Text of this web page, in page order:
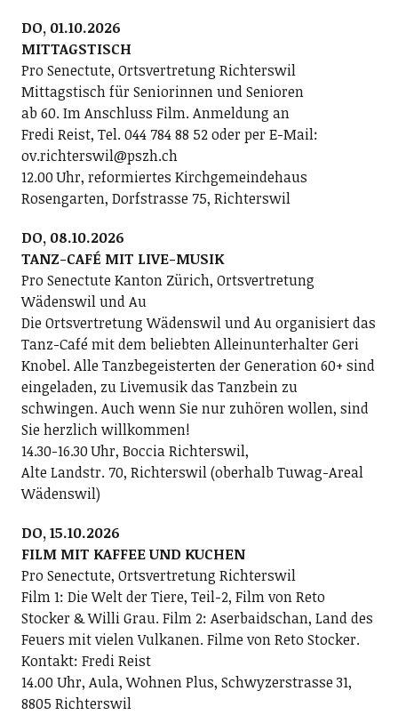
DO, 01.10.2026
MITTAGSTISCH
Pro Senectute, Ortsvertretung Richterswil
Mittagstisch für Seniorinnen und Senioren
ab 60. Im Anschluss Film. Anmeldung an
Fredi Reist, Tel. 044 784 88 52 oder per E-Mail:
ov.richterswil@pszh.ch
12.00 Uhr, reformiertes Kirchgemeindehaus
Rosengarten, Dorfstrasse 75, Richterswil
DO, 08.10.2026
TANZ-CAFÉ MIT LIVE-MUSIK
Pro Senectute Kanton Zürich, Ortsvertretung
Wädenswil und Au
Die Ortsvertretung Wädenswil und Au organisiert das
Tanz-Café mit dem beliebten Alleinunterhalter Geri
Knobel. Alle Tanzbegeisterten der Generation 60+ sind
eingeladen, zu Livemusik das Tanzbein zu
schwingen. Auch wenn Sie nur zuhören wollen, sind
Sie herzlich willkommen!
14.30-16.30 Uhr, Boccia Richterswil,
Alte Landstr. 70, Richterswil (oberhalb Tuwag-Areal
Wädenswil)
DO, 15.10.2026
FILM MIT KAFFEE UND KUCHEN
Pro Senectute, Ortsvertretung Richterswil
Film 1: Die Welt der Tiere, Teil-2, Film von Reto
Stocker & Willi Grau. Film 2: Aserbaidschan, Land des
Feuers mit vielen Vulkanen. Filme von Reto Stocker.
Kontakt: Fredi Reist
14.00 Uhr, Aula, Wohnen Plus, Schwyzerstrasse 31,
8805 Richterswil